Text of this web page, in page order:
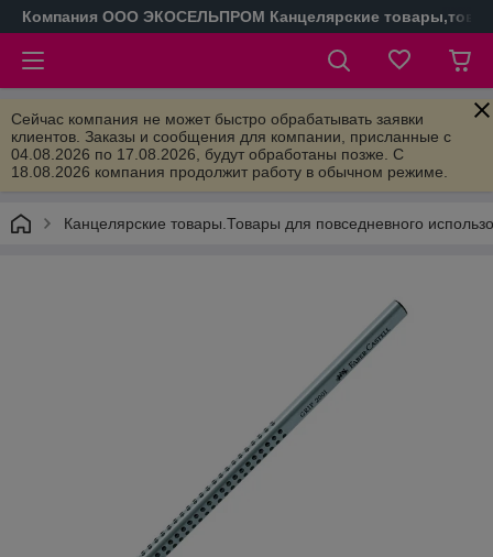
Компания ООО ЭКОСЕЛЬПРОМ Канцелярские
Сейчас компания не может быстро обрабатывать заявки
клиентов. Заказы и сообщения для компании, присланные с
04.08.2026 по 17.08.2026, будут обработаны позже. С
18.08.2026 компания продолжит работу в обычном режиме.
Канцелярские товары.Товары для повседневного